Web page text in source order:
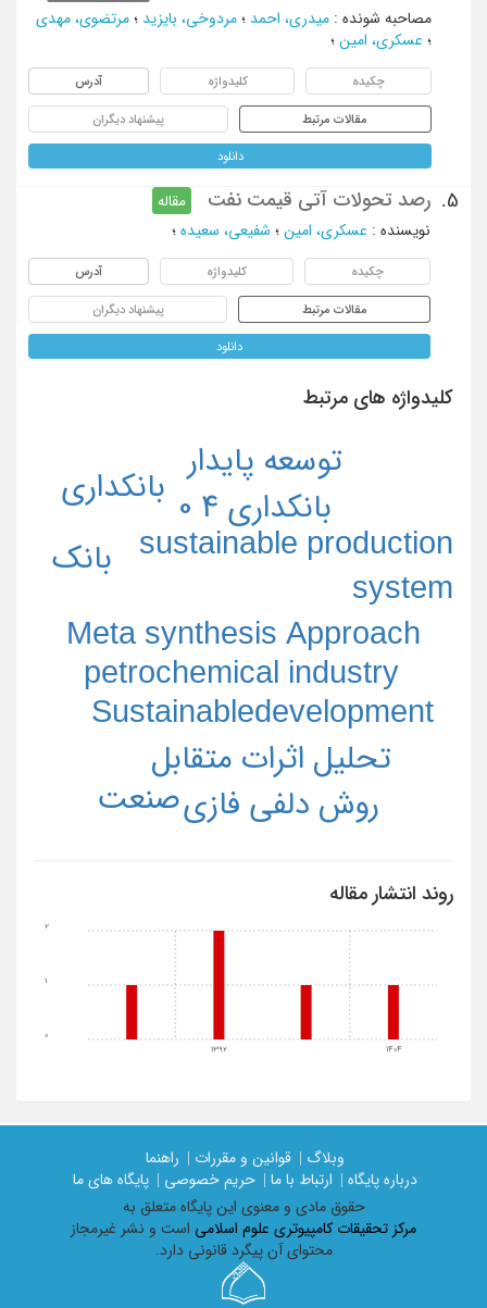
مصاحبه شونده : میدری، احمد ؛ مردوخی، بایزید ؛ مرتضوی، مهدی
؛ عسکری، امین ؛
چکیده کلیدواژه آدرس
مقالات مرتبط پیشنهاد دیگران
دانلود
5. رصد تحولات آتی قیمت نفت
مقاله
نویسنده : عسکری، امین ؛ شفیعی، سعیده ؛
چکیده کلیدواژه آدرس
مقالات مرتبط پیشنهاد دیگران
دانلود
کلیدواژه های مرتبط
Meta synthesis Approach
petrochemical industry
sustainable production
system
Sustainabledevelopment
بانکداری 4 0
تحلیل اثرات متقابل
توسعه پایدار
روش دلفی فازی
بانک
بانکداری
صنعت
روند انتشار مقاله
1392 1404
0
1
2
وبلاگ | قوانین و مقررات |
راهنما
درباره پایگاه |
ارتباط با ما | حریم خصوصی |
پایگاه های ما
حقوق مادی و معنوی اين پايگاه متعلق به
مرکز تحقیقات کامپیوتری علوم اسلامی است و نشر غیرمجاز
محتوای آن پیگرد قانونی دارد.